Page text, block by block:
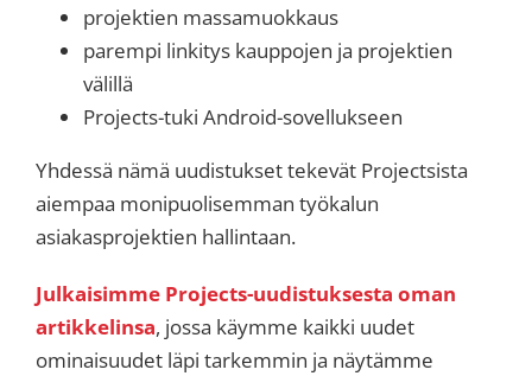
projektien massamuokkaus
parempi linkitys kauppojen ja projektien
välillä
Projects-tuki Android-sovellukseen
Yhdessä nämä uudistukset tekevät Projectsista
aiempaa monipuolisemman työkalun
asiakasprojektien hallintaan.
Julkaisimme Projects-uudistuksesta oman
artikkelinsa, jossa käymme kaikki uudet
ominaisuudet läpi tarkemmin ja näytämme